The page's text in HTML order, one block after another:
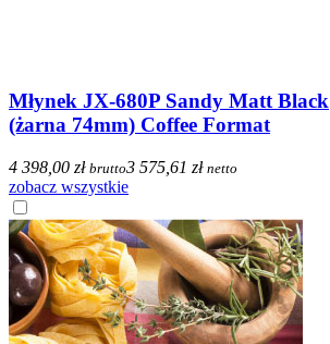
Młynek JX-680P Sandy Matt Black
(żarna 74mm) Coffee Format
4 398,00 zł brutto3 575,61 zł netto
zobacz wszystkie